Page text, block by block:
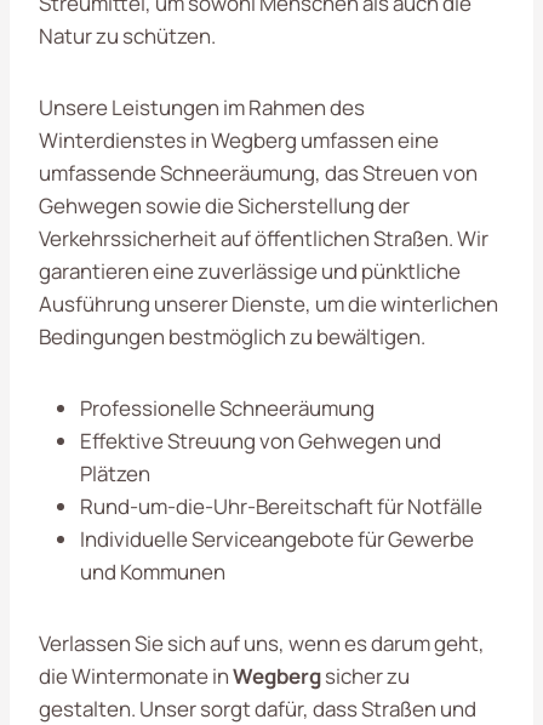
Natur zu schützen.
Unsere Leistungen im Rahmen des
Winterdienstes in Wegberg umfassen eine
umfassende Schneeräumung, das Streuen von
Gehwegen sowie die Sicherstellung der
Verkehrssicherheit auf öffentlichen Straßen. Wir
garantieren eine zuverlässige und pünktliche
Ausführung unserer Dienste, um die winterlichen
Bedingungen bestmöglich zu bewältigen.
Professionelle Schneeräumung
Effektive Streuung von Gehwegen und
Plätzen
Rund-um-die-Uhr-Bereitschaft für Notfälle
Individuelle Serviceangebote für Gewerbe
und Kommunen
Verlassen Sie sich auf uns, wenn es darum geht,
die Wintermonate inWegbergsicher zu
gestalten. Unser sorgt dafür, dass Straßen und